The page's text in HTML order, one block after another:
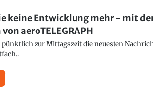
keine Entwicklung mehr - mit
aeroTELEGRAPH
zur Mittagszeit die neuesten